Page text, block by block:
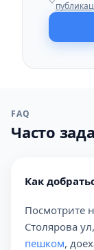
FAQ
Часто
Как
Посмотрите
Столярова
пешком,